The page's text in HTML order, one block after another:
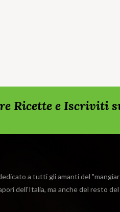
Ricette e Iscriviti
a tutti gli amanti del
dell'Italia, ma anche del resto